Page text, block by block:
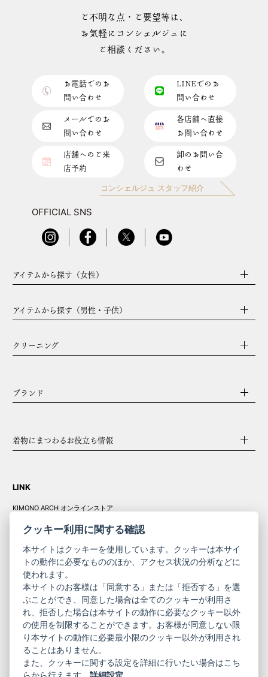
ご不明な点・ご要望等は、
お気軽にコンシェルジュに
ご相談ください。
お電話でのお
問い合わせ
LINEでのお
問い合わせ
メールでのお
問い合わせ
各店舗へ直接
お問い合わせ
店舗へのご来
店予約
卸のお問い合
わせ
コンシェルジュ スタッフ紹介
OFFICIAL SNS
アイテムから探す（女性）
アイテムから探す（男性・子供）
クリーニング
ブランド
着物にまつわるお役立ち情報
LINK
KIMONO ARCH オンラインストア
コーポレート
サイト
きものやまと振
袖
サイト
ニュースレター
ご利用案内
お問い合わせ
プライバシーポリシー
特定商取引法に基づく表記
ご利用規約
クッキー利用に関する確認
本サイトはクッキーを使用しています。クッキーは本サイ
トの動作に必要なもののほか、アクセス状況の分析などに
使われます。
本サイトのお客様は「同意する」または「拒否する」を選
ぶことができ、同意した場合は全てのクッキーが利用さ
れ、拒否した場合は本サイトの動作に必要なクッキー以外
の使用を制限することができます。お客様が同意しない限
り本サイトの動作に必要最小限のクッキー以外が利用され
ることはありません。
また、クッキーに関する設定を詳細に行いたい場合はこち
らから行えます。詳細設定